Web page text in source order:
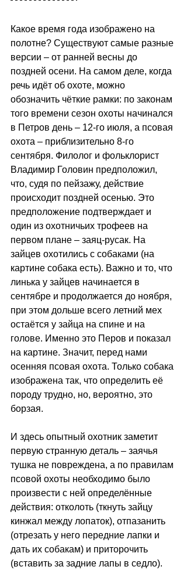
Какое время года изображено на
полотне? Существуют самые разные
версии – от ранней весны до
поздней осени. На самом деле, когда
речь идёт об охоте, можно
обозначить чёткие рамки: по законам
того времени сезон охоты начинался
в Петров день – 12-го июля, а псовая
охота – приблизительно 8-го
сентября. Филолог и фольклорист
Владимир Головин предположил,
что, судя по пейзажу, действие
происходит поздней осенью. Это
предположение подтверждает и
один из охотничьих трофеев на
первом плане – заяц-русак. На
зайцев охотились с собаками (на
картине собака есть). Важно и то, что
линька у зайцев начинается в
сентябре и продолжается до ноября,
при этом дольше всего летний мех
остаётся у зайца на спине и на
голове. Именно это Перов и показал
на картине. Значит, перед нами
осенняя псовая охота. Только собака
изображена так, что определить её
породу трудно, но, вероятно, это
борзая.
И здесь опытный охотник заметит
первую странную деталь – заячья
тушка не повреждена, а по правилам
псовой охоты необходимо было
произвести с ней определённые
действия: отколоть (ткнуть зайцу
кинжал между лопаток), отпазанить
(отрезать у него передние лапки и
дать их собакам) и приторочить
(вставить за задние лапы в седло).